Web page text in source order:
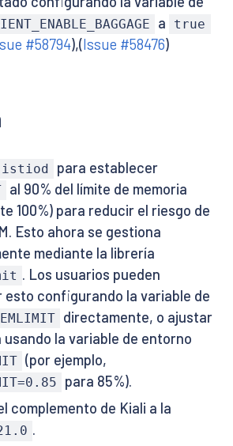
a true
#58794),(Issue #58476)
istiod para establecer
al 90% del límite de memoria
100%) para reducir el riesgo de
Esto ahora se gestiona
mediante la librería
. Los usuarios pueden
esto configurando la variable de
directamente, o ajustar
la variable de entorno
(por ejemplo,
para 85%).
complemento de Kiali a la
.